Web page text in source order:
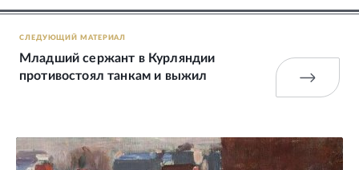
СЛЕДУЮЩИЙ МАТЕРИАЛ
Младший сержант в Курляндии
противостоял танкам и выжил